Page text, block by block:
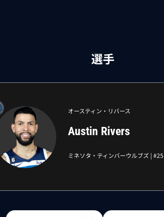
選手
オースティン・リバース
Austin Rivers
ミネソタ・ティンバーウルブズ | #25